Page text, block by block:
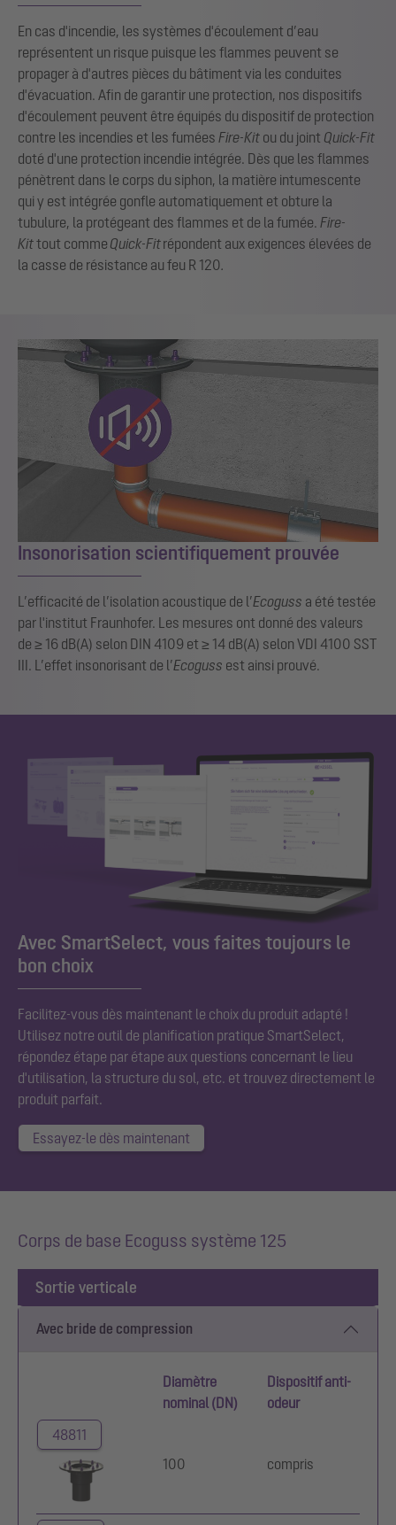
En cas d'incendie, les systèmes d'écoulement d’eau
représentent un risque puisque les flammes peuvent se
propager à d'autres pièces du bâtiment via les conduites
d'évacuation. Afin de garantir une protection, nos dispositifs
d'écoulement peuvent être équipés du dispositif de protection
contre les incendies et les fumées Fire-Kit ou du joint Quick-Fit
doté d'une protection incendie intégrée. Dès que les flammes
pénètrent dans le corps du siphon, la matière intumescente
qui y est intégrée gonfle automatiquement et obture la
tubulure, la protégeant des flammes et de la fumée. Fire-
Kittout comme Quick-Fitrépondent aux exigences élevées de
la casse de résistance au feu R 120.
Insonorisation scientifiquement prouvée
L’efficacité de l’isolation acoustique de l’Ecoguss a été testée
par l'institut Fraunhofer. Les mesures ont donné des valeurs
de ≥ 16 dB(A) selon DIN 4109 et ≥ 14 dB(A) selon VDI 4100 SST
III. L’effet insonorisant de l’Ecoguss est ainsi prouvé.
Avec SmartSelect, vous faites toujours le
bon choix
Facilitez-vous dès maintenant le choix du produit adapté !
Utilisez notre outil de planification pratique SmartSelect,
répondez étape par étape aux questions concernant le lieu
d'utilisation, la structure du sol, etc. et trouvez directement le
produit parfait.
Essayez-le dès maintenant
Corps de base Ecoguss système 125
Sortie verticale
Avec bride de compression
Diamètre
nominal (DN)
Dispositif anti-
odeur
48811
100
compris